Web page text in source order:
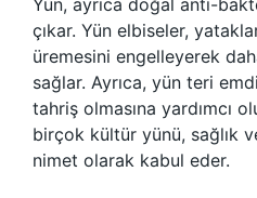
Yün, ayrıca doğal anti-
çıkar. Yün elbiseler,
üremesini engelleyerek
sağlar. Ayrıca, yün teri
tahriş olmasına yardımcı
birçok kültür yünü, sağlık
nimet olarak kabul eder.